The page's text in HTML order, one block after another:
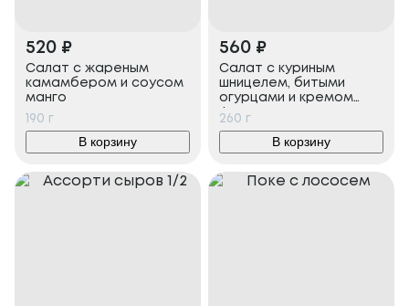
520 ₽
Салат с жареным
камамбером и соусом
манго
190 г
В корзину
560 ₽
Салат с куриным
шницелем, битыми
огурцами и кремом
фета
260 г
В корзину